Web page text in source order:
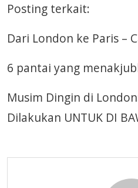
Posting terkait:
Dari London ke Paris –
6 pantai yang
Musim Dingin di
Dilakukan UNTUK DI